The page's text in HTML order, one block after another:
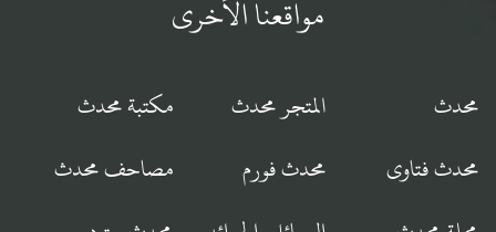
مواقعنا الأخرى
محدث المتجر محدث
مكتبة محدث
محدث فتاوى
محدث فورم
مصاحف محدث